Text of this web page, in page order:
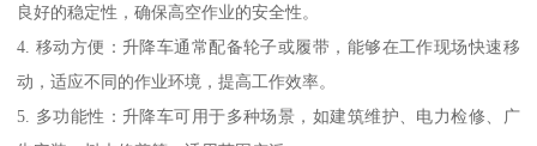
良好的稳定性，确保高空作业的安全性。
4. 移动方便：升降车通常配备轮子或履带，能够在工作现场快速移
动，适应不同的作业环境，提高工作效率。
5. 多功能性：升降车可用于多种场景，如建筑维护、电力检修、广